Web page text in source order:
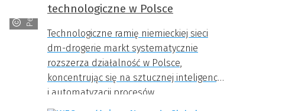
technologiczne w Polsce
Technologiczne ramię niemieckiej sieci
dm-drogerie markt systematycznie
rozszerza działalność w Polsce,
koncentrując się na sztucznej inteligencji
i automatyzacji procesów.